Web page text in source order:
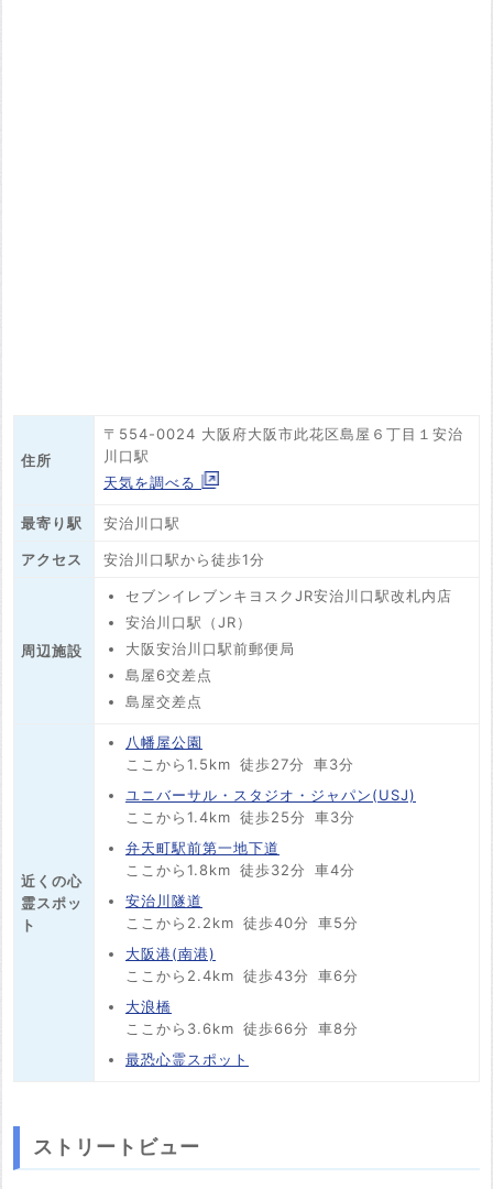
住所
〒554-0024 大阪府大阪市此花区島屋６丁目１安治
川口駅
天気を調べる
最寄り駅 安治川口駅
アクセス 安治川口駅から徒歩1分
周辺施設
セブンイレブンキヨスクJR安治川口駅改札内店
安治川口駅（JR）
大阪安治川口駅前郵便局
島屋6交差点
島屋交差点
近くの心
霊スポッ
ト
八幡屋公園
ここから1.5km 徒歩27分
車3分
ユニバーサル・スタジオ・ジャパン(USJ)
ここから1.4km 徒歩25分
車3分
弁天町駅前第一地下道
ここから1.8km 徒歩32分
車4分
安治川隧道
ここから2.2km 徒歩40分
車5分
大阪港(南港)
ここから2.4km 徒歩43分
車6分
大浪橋
ここから3.6km 徒歩66分
車8分
最恐心霊スポット
ストリートビュー